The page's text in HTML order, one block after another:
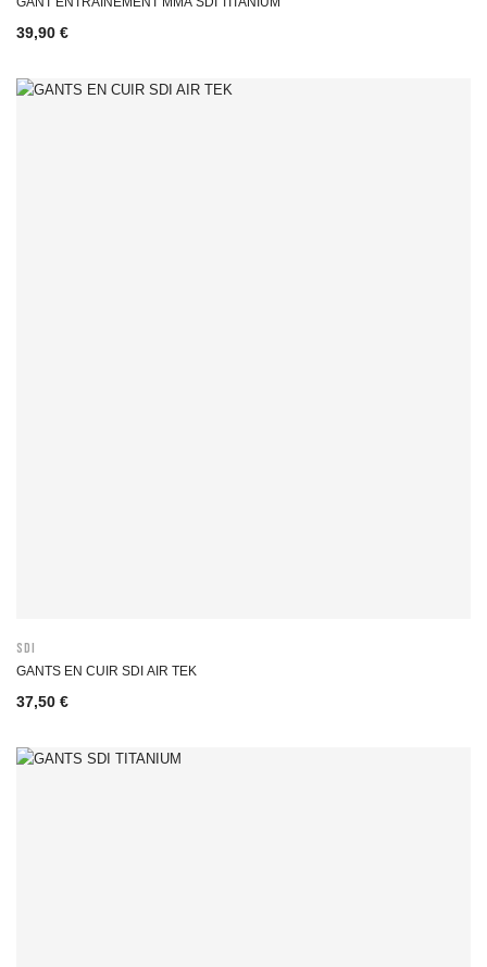
39,90 €
SDI
GANTS EN CUIR SDI AIR TEK
37,50 €